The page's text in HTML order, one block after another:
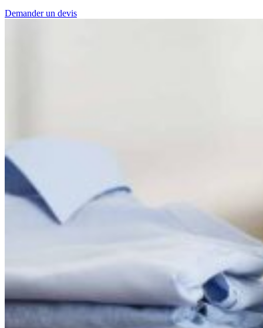
Demander un devis